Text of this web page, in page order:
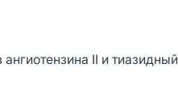
II и тиазидный